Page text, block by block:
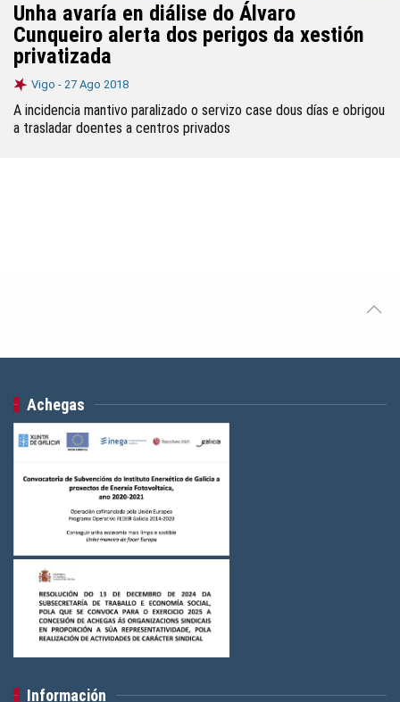
Unha avaría en diálise do Álvaro
Cunqueiro alerta dos perigos da xestión
privatizada
Vigo - 27 Ago 2018
A incidencia mantivo paralizado o servizo case dous días e obrigou
a trasladar doentes a centros privados
Achegas
Información